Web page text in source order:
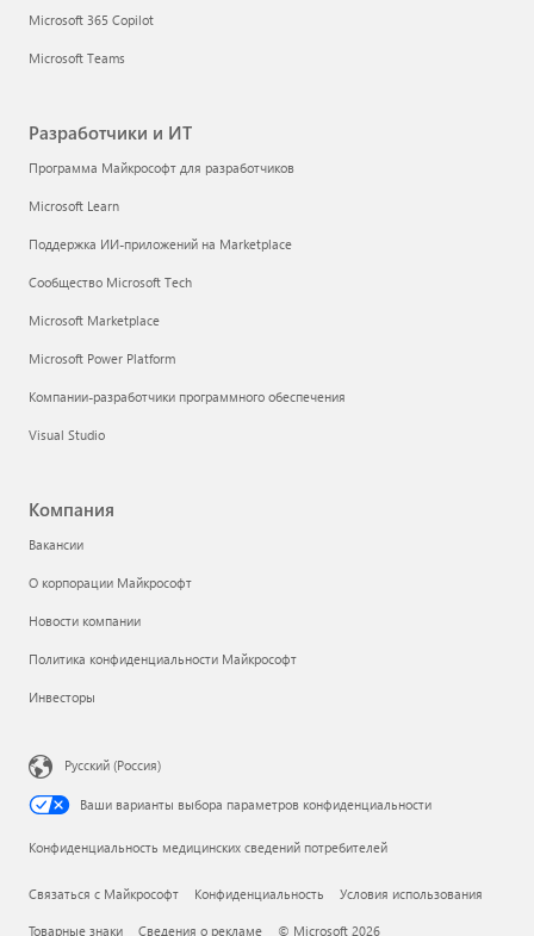
Microsoft 365 Copilot
Microsoft Teams
Разработчики и ИТ
Программа Майкрософт для разработчиков
Microsoft Learn
Поддержка ИИ-приложений на Marketplace
Сообщество Microsoft Tech
Microsoft Marketplace
Microsoft Power Platform
Компании-разработчики программного обеспечения
Visual Studio
Компания
Вакансии
О корпорации Майкрософт
Новости компании
Политика конфиденциальности Майкрософт
Инвесторы
Русский (Россия)
Ваши варианты выбора параметров конфиденциальности
Конфиденциальность медицинских сведений потребителей
Связаться с Майкрософт Конфиденциальность Условия использования
Товарные знаки Сведения о рекламе © Microsoft 2026